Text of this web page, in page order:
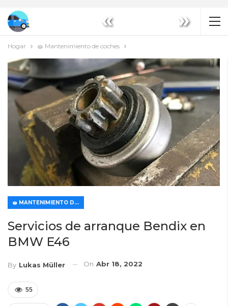
« »
Hogar 🧽 Mantenimiento de coches
🧽 MANTENIMIENTO DE COCHES
Servicios de arranque Bendix en
BMW E46
By Lukas Müller On Abr 18, 2022
55